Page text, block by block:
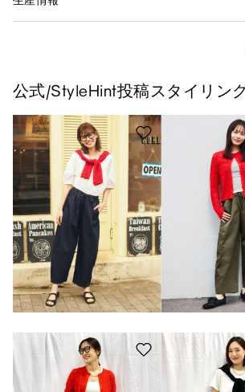
公式/StyleHint投稿スタイリン